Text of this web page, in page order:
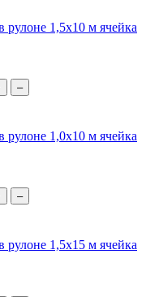
рулоне 1,5х10 м ячейка
–
рулоне 1,0х10 м ячейка
–
рулоне 1,5х15 м ячейка